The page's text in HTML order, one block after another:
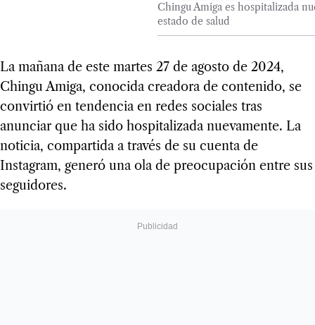
Chingu Amiga es hospitalizada
estado de salud
La mañana de este martes 27 de agosto de 2024,
Chingu Amiga, conocida creadora de contenido, se
convirtió en tendencia en redes sociales tras
anunciar que ha sido hospitalizada nuevamente. La
noticia, compartida a través de su cuenta de
Instagram, generó una ola de preocupación entre sus
seguidores.